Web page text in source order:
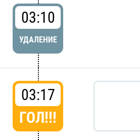
03:10
УДАЛЕНИЕ
03:17
ГОЛ!!!